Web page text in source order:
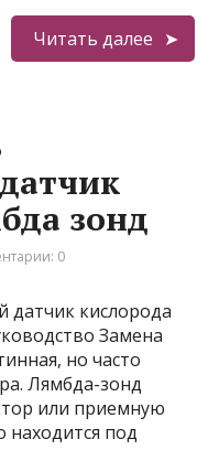
Читать далее
зонд
0
датчик кислорода
Замена
но часто
Лямбда-зонд
или приемную
находится под